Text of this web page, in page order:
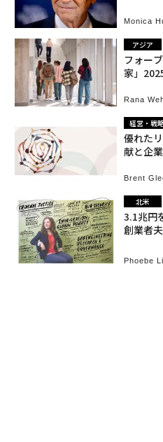
Monica
アジア
フォー
家」
Rana
経営・戦
優れた
献と企
Brent
北米
3.1兆円
創業者
Phoebe